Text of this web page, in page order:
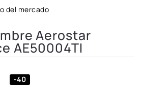
del mercado
Aerostar
AE50004TI
-40